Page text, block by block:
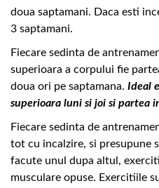
doua saptamani. Daca esti
3 saptamani.
Fiecare sedinta de
superioara a corpului fie
doua ori pe saptamana. Ideal
superioara luni si joi si partea
Fiecare sedinta de
tot cu incalzire, si presupune
facute unul dupa altul,
musculare opuse. Exercitiile